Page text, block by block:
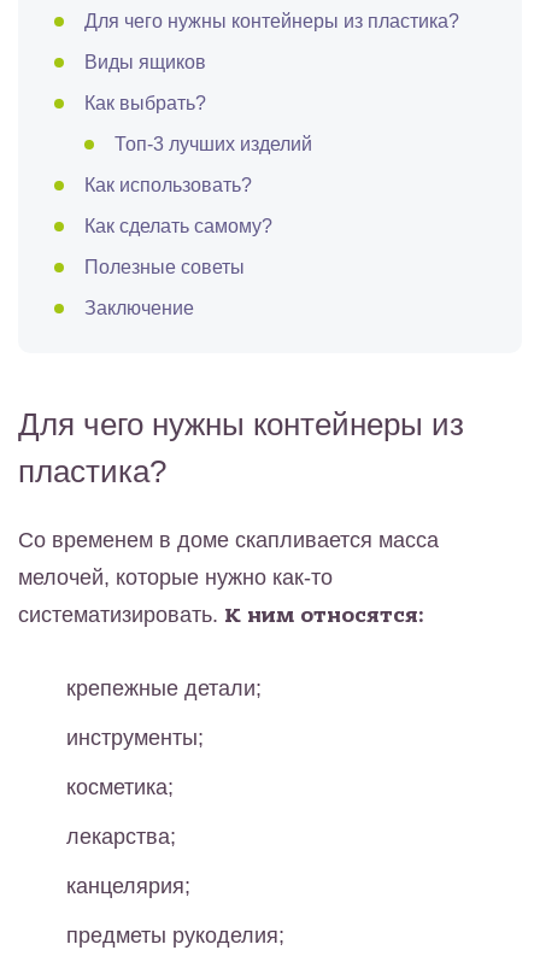
Для чего нужны контейнеры из пластика?
Виды ящиков
Как выбрать?
Топ-3 лучших изделий
Как использовать?
Как сделать самому?
Полезные советы
Заключение
Для чего нужны контейнеры из
пластика?
Со временем в доме скапливается масса
мелочей, которые нужно как-то
систематизировать. К ним относятся:
крепежные детали;
инструменты;
косметика;
лекарства;
канцелярия;
предметы рукоделия;